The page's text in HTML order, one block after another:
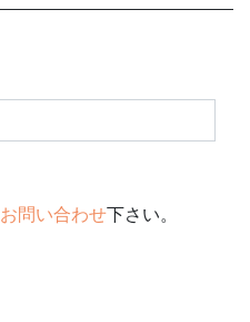
お問い合わせ下さい。